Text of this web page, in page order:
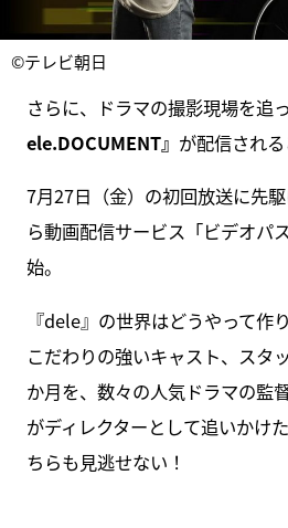
©テレビ朝日
さらに、ドラマの撮影現場を追
ele.DOCUMENT』 が配信される
7月27日（金）の初回放送に先
ら動画配信サービス「ビデオパ
始。
『dele』の世界はどうやって
こだわりの強いキャスト、スタ
か月を、数々の人気ドラマの監
がディレクターとして追いかけ
ちらも見逃せない！